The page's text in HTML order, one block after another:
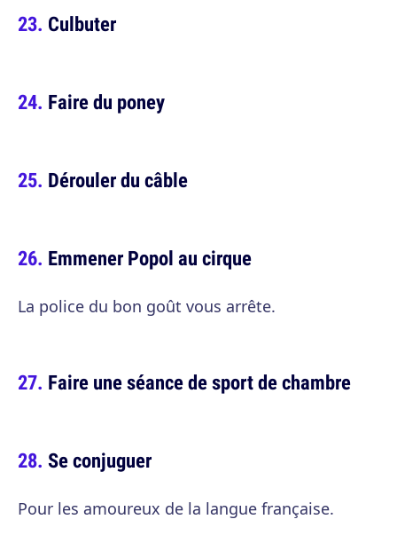
Culbuter
Faire du poney
Dérouler du câble
Emmener Popol au cirque
La police du bon goût vous arrête.
Faire une séance de sport de chambre
Se conjuguer
Pour les amoureux de la langue française.